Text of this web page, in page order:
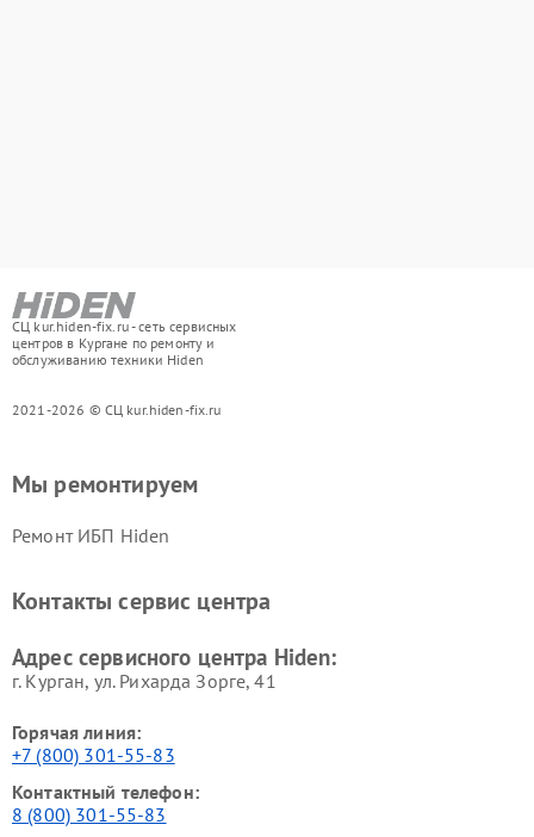
СЦ kur.hiden-fix.ru - сеть сервисных
центров в Кургане по ремонту и
обслуживанию техники Hiden
2021-2026 © СЦ kur.hiden-fix.ru
Мы ремонтируем
Ремонт ИБП Hiden
Контакты сервис центра
Адрес сервисного центра Hiden:
г. Курган, ул. Рихарда Зорге, 41
Горячая линия:
+7 (800) 301-55-83
Контактный телефон:
8 (800) 301-55-83